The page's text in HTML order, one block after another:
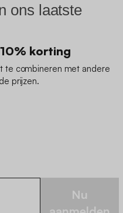
ons laatste
korting
te combineren met andere
prijzen.
Nu